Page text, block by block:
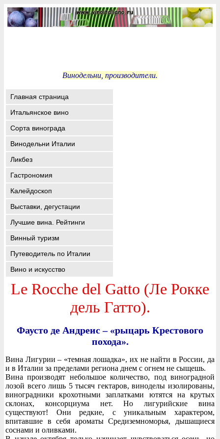
Винодельни, производители.
Главная страница
Итальянское вино
Сорта винограда
Винодельни Италии
Ликбез
Гастрономия
Калейдоскоп
Выставки, дегустации
Лучшие вина. Рейтинги
Винный туризм
Путеводитель по Италии
Вино и искусство
Le Rocche del Gatto (Ле Рокке
дель Гатто).
Фаусто де Андреис – «рыцарь Крестового
похода».
Вина Лигурии – «темная лошадка», их не найти в России, да
и в Италии за пределами региона днем с огнем не сыщешь.
Вина производят небольшое количество, под виноградной
лозой всего лишь 5 тысяч гектаров, виноделы изолированы,
виноградники крохотными заплатками ютятся на крутых
склонах, консорциума нет. Но лигурийские вина
существуют! Они редкие, с уникальным характером,
впитавшие в себя ароматы Средиземноморья, дышащиеся
соснами и оливками.